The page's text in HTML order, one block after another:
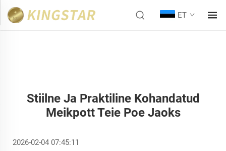
ET
Stiilne Ja Praktiline Kohandatud
Meikpott Teie Poe Jaoks
2026-02-04 07:45:11